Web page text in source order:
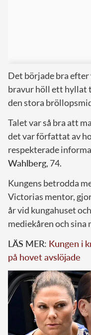
Det började bra
bravur höll ett hyllat
den stora
Talet var så bra att
det var författat av
respekterade
Wahlberg, 74.
Kungens betrodda
Victorias mentor,
år vid kungahuset
mediekåren och sina
LÄS MER: Kungen i
på hovet avslöjade